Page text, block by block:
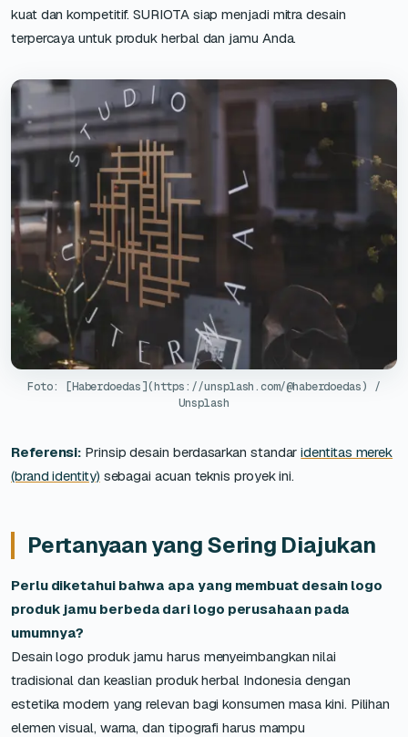
kuat dan kompetitif. SURIOTA siap menjadi mitra desain
terpercaya untuk produk herbal dan jamu Anda.
Foto: [Haberdoedas](https://unsplash.com/@haberdoedas) /
Unsplash
Referensi: Prinsip desain berdasarkan standaridentitas merek
(brand identity) sebagai acuan teknis proyek ini.
Pertanyaan yang Sering Diajukan
Perlu diketahui bahwa apa yang membuat desain logo
produk jamu berbeda dari logo perusahaan pada
umumnya?
Desain logo produk jamu harus menyeimbangkan nilai
tradisional dan keaslian produk herbal Indonesia dengan
estetika modern yang relevan bagi konsumen masa kini. Pilihan
elemen visual, warna, dan tipografi harus mampu